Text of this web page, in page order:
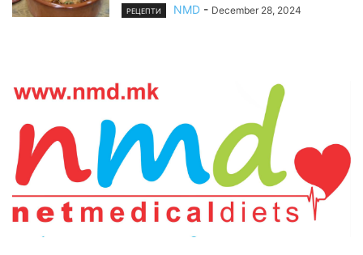
РЕЦЕПТИ NMD - December 28, 2024